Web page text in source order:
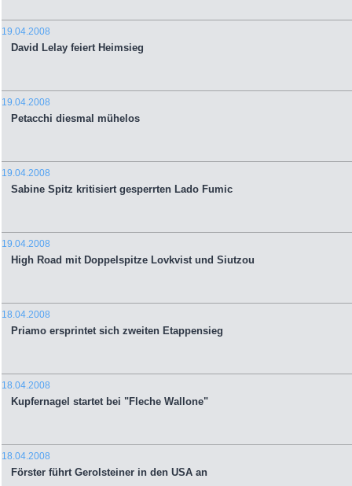
19.04.2008
David Lelay feiert Heimsieg
19.04.2008
Petacchi diesmal mühelos
19.04.2008
Sabine Spitz kritisiert gesperrten Lado Fumic
19.04.2008
High Road mit Doppelspitze Lovkvist und Siutzou
18.04.2008
Priamo ersprintet sich zweiten Etappensieg
18.04.2008
Kupfernagel startet bei "Fleche Wallone"
18.04.2008
Förster führt Gerolsteiner in den USA an